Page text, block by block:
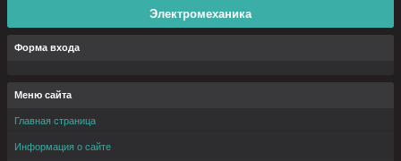
Электромеханика
Форма входа
Меню сайта
Главная страница
Информация о сайте